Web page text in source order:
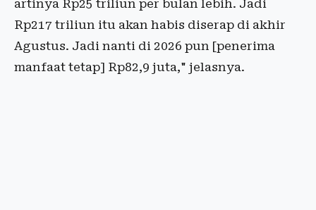
artinya Rp25 triliun per bulan lebih. Jadi
Rp217 triliun itu akan habis diserap di akhir
Agustus. Jadi nanti di 2026 pun [penerima
manfaat tetap] Rp82,9 juta," jelasnya.